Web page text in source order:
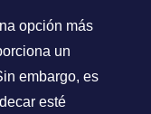
opción más
un
embargo, es
esté